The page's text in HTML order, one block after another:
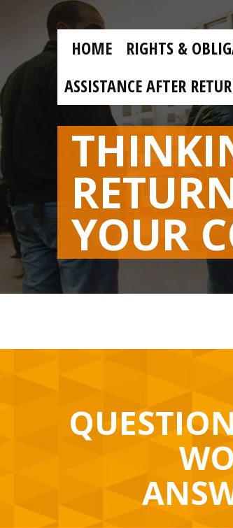
Skip to main content
MAIN
NAVIGATION
HOME RIGHTS &
ASSISTANCE AFTER
YOUR